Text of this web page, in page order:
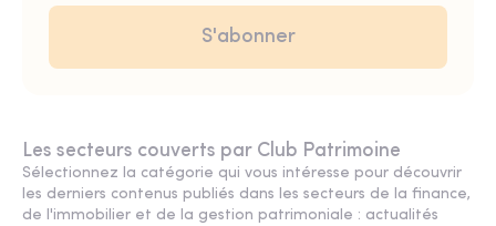
Les secteurs couverts par Club Patrimoine
Sélectionnez la catégorie qui vous intéresse pour découvrir
les derniers contenus publiés dans les secteurs de la finance,
de l'immobilier et de la gestion patrimoniale : actualités